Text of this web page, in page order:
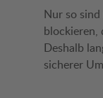
Nur so
blockieren,
Deshalb
sicherer